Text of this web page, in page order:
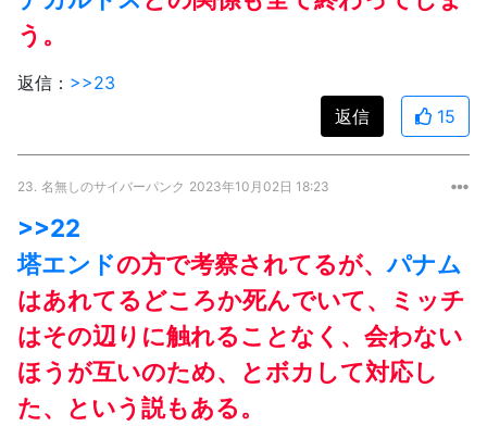
う。
返信： >>23
返信
15
23. 名無しのサイバーパンク 2023年10月02日 18:23
>>22
塔エンドの方で考察されてるが、パナム
はあれてるどころか死んでいて、ミッチ
はその辺りに触れることなく、会わない
ほうが互いのため、とボカして対応し
た、という説もある。